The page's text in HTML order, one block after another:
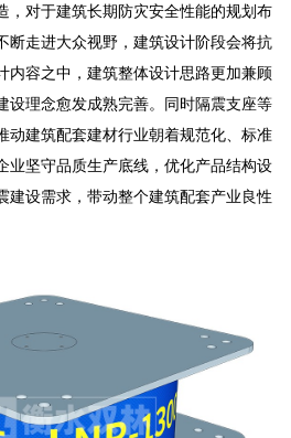
，对于建筑长期防灾安全性能的规划布
断走进大众视野，建筑设计阶段会将抗
内容之中，建筑整体设计思路更加兼顾
设理念愈发成熟完善。同时隔震支座等
动建筑配套建材行业朝着规范化、标准
业坚守品质生产底线，优化产品结构设
建设需求，带动整个建筑配套产业良性